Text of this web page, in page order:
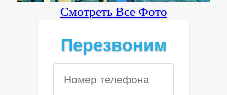
Смотреть Все Фото
Перезвоним